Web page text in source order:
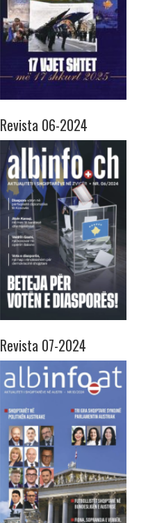
Revista 06-2024
Revista 07-2024